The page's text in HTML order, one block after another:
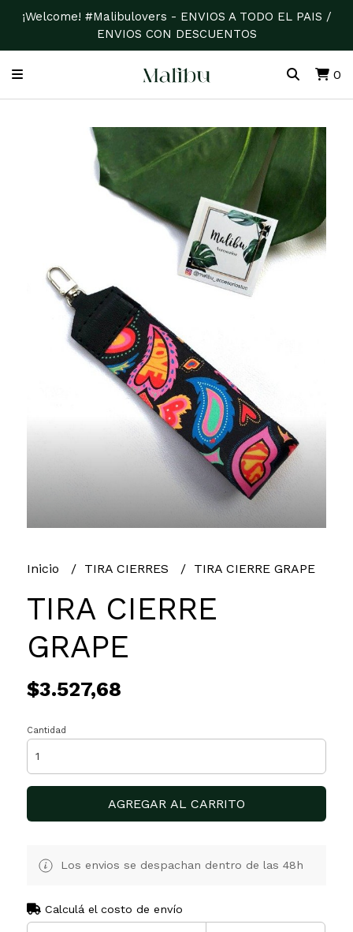
¡Welcome! #Malibulovers - ENVIOS A TODO EL PAIS /
ENVIOS CON DESCUENTOS
0
Inicio TIRA CIERRES TIRA CIERRE GRAPE
TIRA CIERRE
GRAPE
$3.527,68
Cantidad
AGREGAR AL CARRITO
Los envios se despachan dentro de las 48h
Calculá el costo de envío